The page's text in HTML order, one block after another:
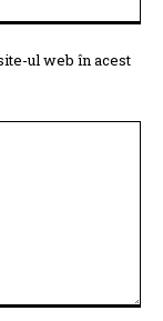
ul web în acest